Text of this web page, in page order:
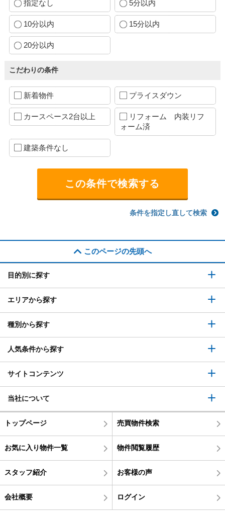
指定なし 5分以内
10分以内 15分以内
20分以内
こだわりの条件
新着物件 プライスダウン
カースペース2台以上
リフォーム 内装リフ
ォーム済
建築条件なし
条件を指定し直して検索
このページの先頭へ
目的別に探す
エリアから探す
種別から探す
人気条件から探す
サイトコンテンツ
当社について
トップページ 売買物件検索
お気に入り物件一覧 物件閲覧履歴
スタッフ紹介 お客様の声
会社概要 ログイン